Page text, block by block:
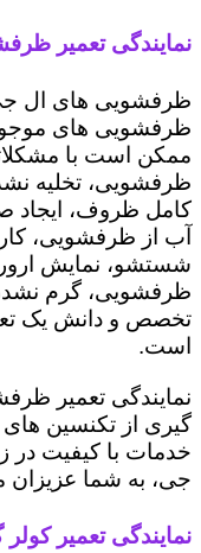
نمایندگی تعمیر
ظرفشویی های ال
ظرفشویی های موجود
ممکن است با
ظرفشویی، تخلیه
کامل ظروف، ایجاد
آب از ظرفشویی،
شستشو، نمایش ارور
ظرفشویی، گرم
تخصص و دانش یک
است.
نمایندگی تعمیر
گیری از تکنسین
خدمات با کیفیت در
جی، به شما عزیزان
نمایندگی تعمیر